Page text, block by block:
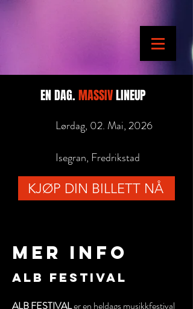
EN DAG. MASSIVLINEUP
Lørdag, 02. Mai, 2026
Isegran, Fredrikstad
KJØP DIN BILLETT NÅ
Mer info
ALB FESTIVAL
ALB FESTIVALer en heldags musikkfestival